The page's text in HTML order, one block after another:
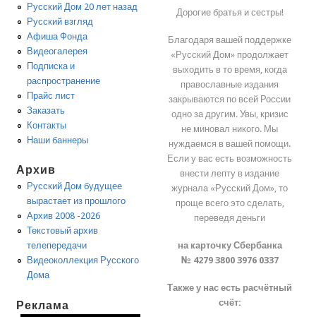
Русский Дом 20 лет назад
Русский взгляд
Афиша Фонда
Видеогалерея
Подписка и
распространение
Прайс лист
Заказать
Контакты
Наши баннеры
Архив
Русский Дом будущее
вырастает из прошлого
Архив 2008 -2026
Текстовый архив
телепередачи
Видеоколлекция Русского
Дома
Реклама
Дорогие братья и сестры!
Благодаря вашей поддержке
«Русский Дом» продолжает
выходить в то время, когда
православные издания
закрываются по всей России
одно за другим. Увы, кризис
не миновал никого. Мы
нуждаемся в вашей помощи.
Если у вас есть возможность
внести лепту в издание
журнала «Русский Дом», то
проще всего это сделать,
переведя деньги
на карточку Сбербанка
№ 4279 3800 3976 0337
Также у нас есть расчётный
счёт: